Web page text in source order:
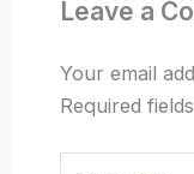
Leave a
Your email
Required